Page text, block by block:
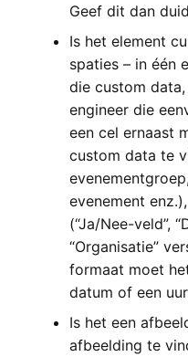
Geef dit dan
Is het element
spaties – in één
die custom
engineer die
een cel ernaast
custom data te
evenement
(“Ja/Nee-veld”,
“Organisatie”
formaat moet
datum of een
Is het een
afbeelding te